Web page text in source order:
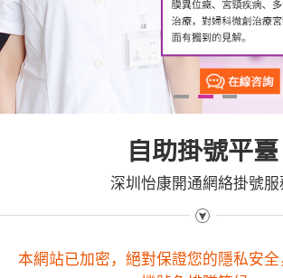
1 2
自助掛號平臺
深圳怡康開通網絡掛號服
本網站已加密，絕對保證您的隱私安